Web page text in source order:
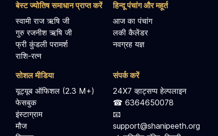
बेस्ट ज्योतिष समाधान प्राप्त करें
स्वामी राज ऋषि जी
गुरु रजनीश ऋषि जी
फ्री कुंडली परामर्श
राशि-रत्न
हिन्दू पंचांग और महूर्त
आज का पंचांग
लकी कैलेंडर
नवग्रह यज्ञ
सोशल मीडिया
यूट्यूब ऑफिशल (2.3 M+)
फेसबुक
इंस्टाग्राम
मौज
संपर्क करें
24X7 व्हाट्सप्प हेल्पलाइन
☎ 6364650078
📧
support@shanipeeth.org